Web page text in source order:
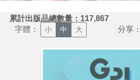
累計出版品總數量：117,867
字體： 小 中 大 分享：